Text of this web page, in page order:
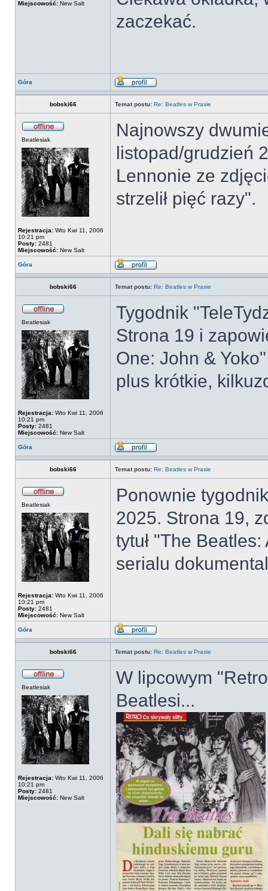
Miejscowość: New Salt
zaczekać.
Góra
bobski66 Temat postu: Re: Beatles w Prasie
Beatlesiak
Rejestracja: Wto Kwi 11, 2006
10:21 pm
Posty: 2481
Miejscowość: New Salt
Najnowszy
listopad/grudzień
Lennonie ze
strzelił pięć razy".
Góra
bobski66 Temat postu: Re: Beatles w Prasie
Beatlesiak
Rejestracja: Wto Kwi 11, 2006
10:21 pm
Posty: 2481
Miejscowość: New Salt
Tygodnik
Strona 19 i
One: John &
plus krótkie,
Góra
bobski66 Temat postu: Re: Beatles w Prasie
Beatlesiak
Rejestracja: Wto Kwi 11, 2006
10:21 pm
Posty: 2481
Miejscowość: New Salt
Ponownie
2025. Strona 19,
tytuł "The
serialu
Góra
bobski66 Temat postu: Re: Beatles w Prasie
Beatlesiak
Rejestracja: Wto Kwi 11, 2006
10:21 pm
Posty: 2481
Miejscowość: New Salt
W lipcowym
Beatlesi...